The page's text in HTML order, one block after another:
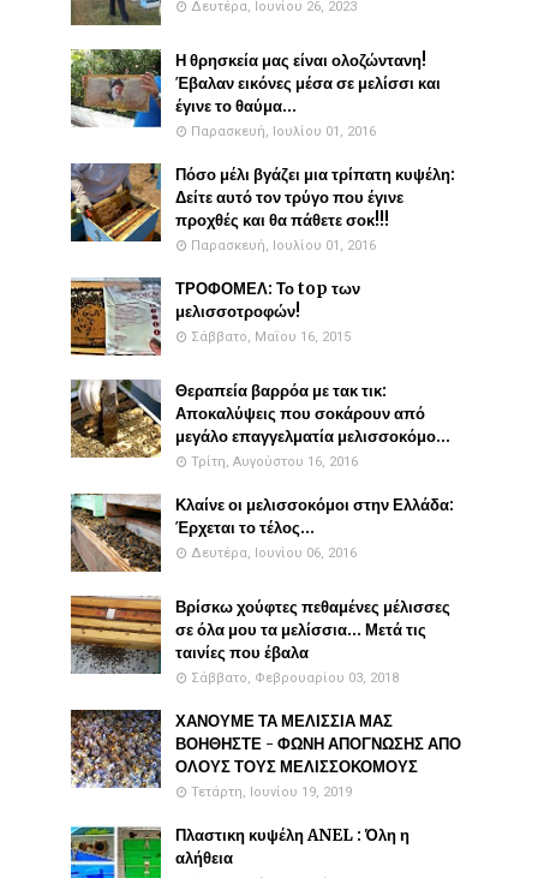
Δευτέρα, Ιουνίου 26, 2023
Η θρησκεία μας είναι ολοζώντανη!
Έβαλαν εικόνες μέσα σε μελίσσι και
έγινε το θαύμα...
Παρασκευή, Ιουλίου 01, 2016
Πόσο μέλι βγάζει μια τρίπατη κυψέλη:
Δείτε αυτό τον τρύγο που έγινε
προχθές και θα πάθετε σοκ!!!
Παρασκευή, Ιουλίου 01, 2016
ΤΡΟΦΟΜΕΛ: Το top των
μελισσοτροφών!
Σάββατο, Μαΐου 16, 2015
Θεραπεία βαρρόα με τακ τικ:
Αποκαλύψεις που σοκάρουν από
μεγάλο επαγγελματία μελισσοκόμο...
Τρίτη, Αυγούστου 16, 2016
Κλαίνε οι μελισσοκόμοι στην Ελλάδα:
Έρχεται το τέλος...
Δευτέρα, Ιουνίου 06, 2016
Βρίσκω χούφτες πεθαμένες μέλισσες
σε όλα μου τα μελίσσια... Μετά τις
ταινίες που έβαλα
Σάββατο, Φεβρουαρίου 03, 2018
ΧΑΝΟΥΜΕ ΤΑ ΜΕΛΙΣΣΙΑ ΜΑΣ
ΒΟΗΘΗΣΤΕ - ΦΩΝΗ ΑΠΟΓΝΩΣΗΣ ΑΠΟ
ΟΛΟΥΣ ΤΟΥΣ ΜΕΛΙΣΣΟΚΟΜΟΥΣ
Τετάρτη, Ιουνίου 19, 2019
Πλαστικη κυψέλη ANEL : Όλη η
αλήθεια